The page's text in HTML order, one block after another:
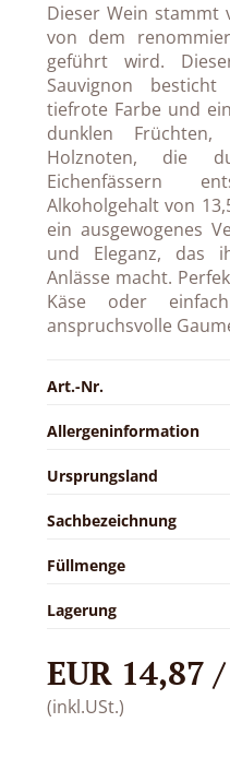
Dieser Wein stammt
von dem
geführt wird.
Sauvignon
tiefrote Farbe und
dunklen
Holznoten, die
Eichenfässern
Alkoholgehalt von
ein ausgewogenes
und Eleganz, das
Anlässe macht.
Käse oder
anspruchsvolle
Art.-Nr.
Allergeninformation
Ursprungsland
Sachbezeichnung
Füllmenge
Lagerung
EUR 14,87
(inkl.USt.)